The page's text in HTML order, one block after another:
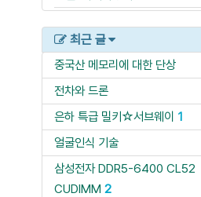
최근 글
중국산 메모리에 대한 단상
전차와 드론
은하 특급 밀키☆서브웨이 1
얼굴인식 기술
삼성전자 DDR5-6400 CL52
CUDIMM 2